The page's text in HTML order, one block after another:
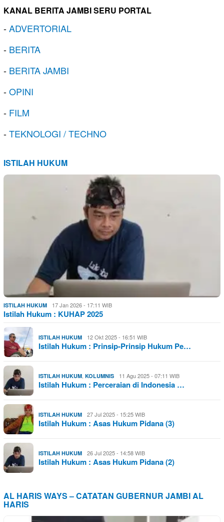
KANAL BERITA JAMBI SERU PORTAL
-ADVERTORIAL
- BERITA
- BERITA JAMBI
-OPINI
- FILM
-TEKNOLOGI / TECHNO
ISTILAH HUKUM
ISTILAH HUKUM 17 Jan 2026 - 17:11 WIB
Istilah Hukum : KUHAP 2025
ISTILAH HUKUM 12 Okt 2025 - 16:51 WIB
Istilah Hukum : Prinsip-Prinsip Hukum Pe…
ISTILAH HUKUM, KOLUMNIS 11 Agu 2025 - 07:11 WIB
Istilah Hukum : Perceraian di Indonesia …
ISTILAH HUKUM 27 Jul 2025 - 15:25 WIB
Istilah Hukum : Asas Hukum Pidana (3)
ISTILAH HUKUM 26 Jul 2025 - 14:58 WIB
Istilah Hukum : Asas Hukum Pidana (2)
AL HARIS WAYS – CATATAN GUBERNUR JAMBI AL
HARIS